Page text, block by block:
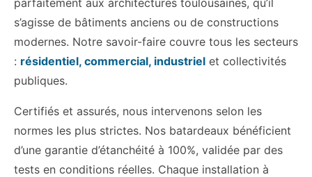
parfaitement aux architectures toulousaines, qu’il
s’agisse de bâtiments anciens ou de constructions
modernes. Notre savoir-faire couvre tous les secteurs
: résidentiel, commercial, industriel et collectivités
publiques.
Certifiés et assurés, nous intervenons selon les
normes les plus strictes. Nos batardeaux bénéficient
d’une garantie d’étanchéité à 100%, validée par des
tests en conditions réelles. Chaque installation à